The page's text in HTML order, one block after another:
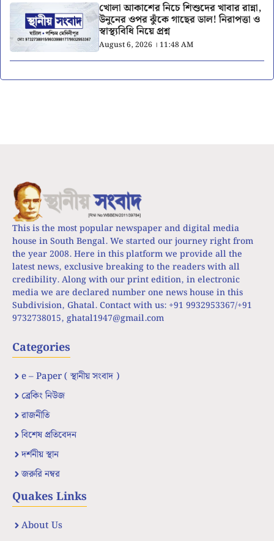
খোলা আকাশের নিচে শিশুদের খাবার রান্না,
উনুনের ওপর ঝুঁকে গাছের ডাল! নিরাপত্তা ও
স্বাস্থ্যবিধি নিয়ে প্রশ্ন
August 6, 2026 । 11:48 AM
This is the most popular newspaper and digital media
house in South Bengal. We started our journey right from
the year 2008. Here in this platform we provide all the
latest news, exclusive breaking to the readers with all
credibility. Along with our print edition, in electronic
media we are declared number one news house in this
Subdivision, Ghatal. Contact with us: +91 9932953367/+91
9732738015, ghatal1947@gmail.com
Categories
e – Paper ( স্থানীয় সংবাদ )
ব্রেকিং নিউজ
রাজনীতি
বিশেষ প্রতিবেদন
দর্শনীয় স্থান
জরুরি নম্বর
Quakes Links
About Us